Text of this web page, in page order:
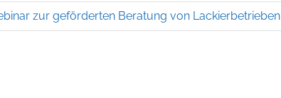
zur geförderten Beratung von Lackierbetrieben